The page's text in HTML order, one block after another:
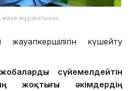
мұрағатынан
жауапкершілігін күшейту
сүйемелдейтін
жоқтығы әкімдердің